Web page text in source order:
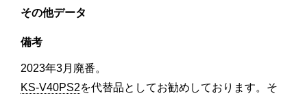
2023年3月廃番。
KS-V40PS2を代替品としてお勧めしております。そ